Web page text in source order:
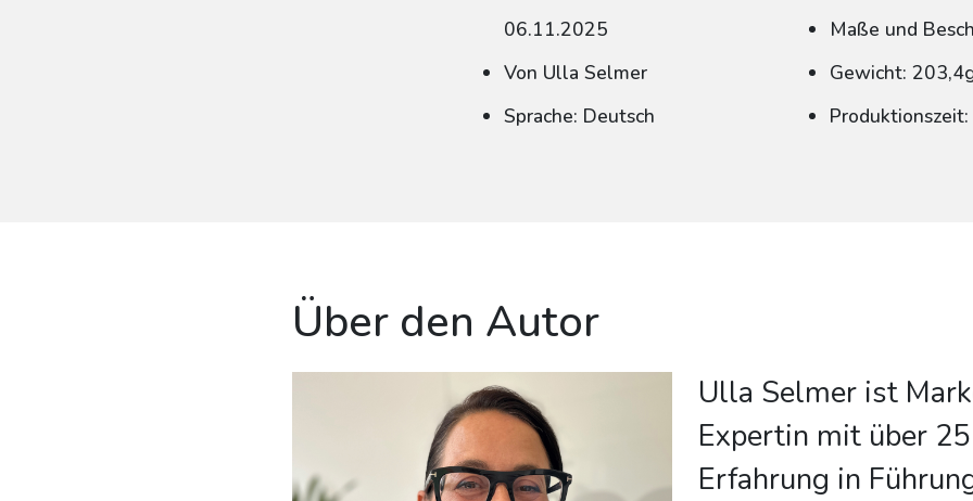
06.11.2025
Von Ulla Selmer
Sprache: Deutsch
Maße und
Gewicht:
Über den Autor
Ulla Selmer ist
Expertin mit über 25
Erfahrung in